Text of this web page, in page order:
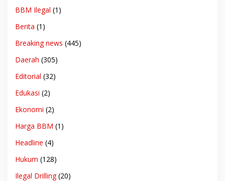
BBM Ilegal (1)
Berita (1)
Breaking news (445)
Daerah (305)
Editorial (32)
Edukasi (2)
Ekonomi (2)
Harga BBM (1)
Headline (4)
Hukum (128)
Ilegal Drilling(20)